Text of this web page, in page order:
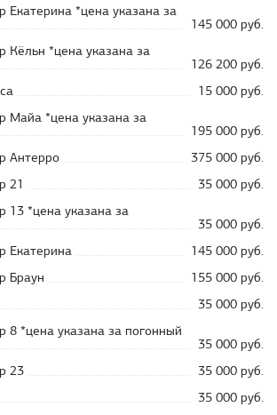
Екатерина *цена указана за
145 000 руб.
Кёльн *цена указана за
126 200 руб.
15 000 руб.
Майа *цена указана за
195 000 руб.
Антерро
375 000 руб.
21
35 000 руб.
13 *цена указана за
35 000 руб.
Екатерина
145 000 руб.
Браун
155 000 руб.
35 000 руб.
8 *цена указана за погонный
35 000 руб.
23
35 000 руб.
35 000 руб.